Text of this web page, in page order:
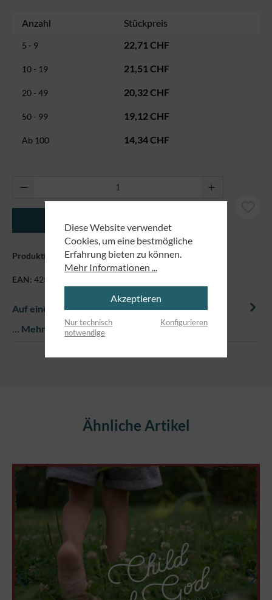
Anzahl Stückpreis
5 - 9 22,71 CHF
10 - 19 21,51 CHF
20 - 49 20,32 CHF
50 - 99 19,12 CHF
Ab 100 14,34 CHF
Produkt Anzahl: Gib den gewünschten
Produktnummer:7183136
EAN: 4250479871205
Auf einem Blick
… Mehr
Produktgalerie überspringenÄhnliche Artikel
Diese Website verwendet
Cookies, um eine bestmögliche
Erfahrung bieten zu können.
Mehr Informationen ...
Akzeptieren
Nur technisch
notwendige
Konfigurieren